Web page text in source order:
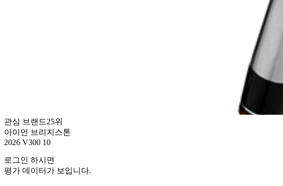
관심 브랜드25위
아이언 브리지스톤
2026 V300 10
로그인 하시면
평가 데이터가 보입니다.